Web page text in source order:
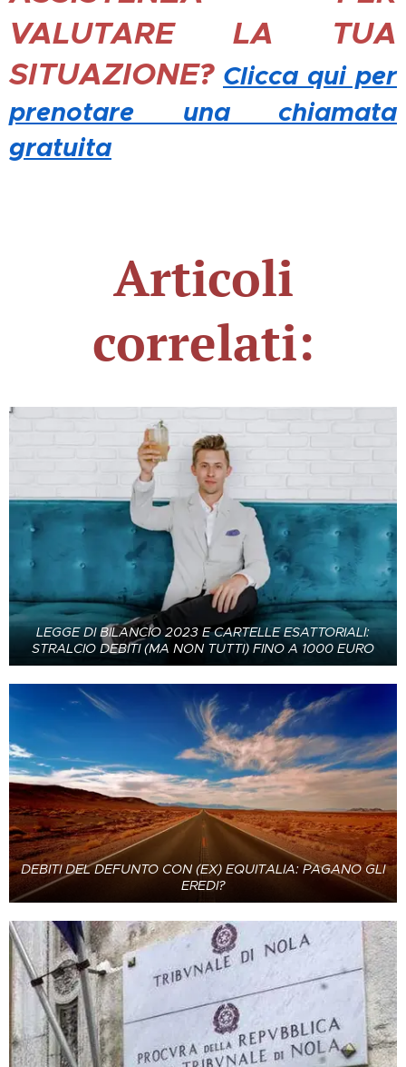
VALUTARE LA TUA
SITUAZIONE? Clicca qui per
prenotare una chiamata
gratuita
Articoli
correlati:
LEGGE DI BILANCIO 2023 E CARTELLE ESATTORIALI:
STRALCIO DEBITI (MA NON TUTTI) FINO A 1000 EURO
DEBITI DEL DEFUNTO CON (EX) EQUITALIA: PAGANO GLI
EREDI?